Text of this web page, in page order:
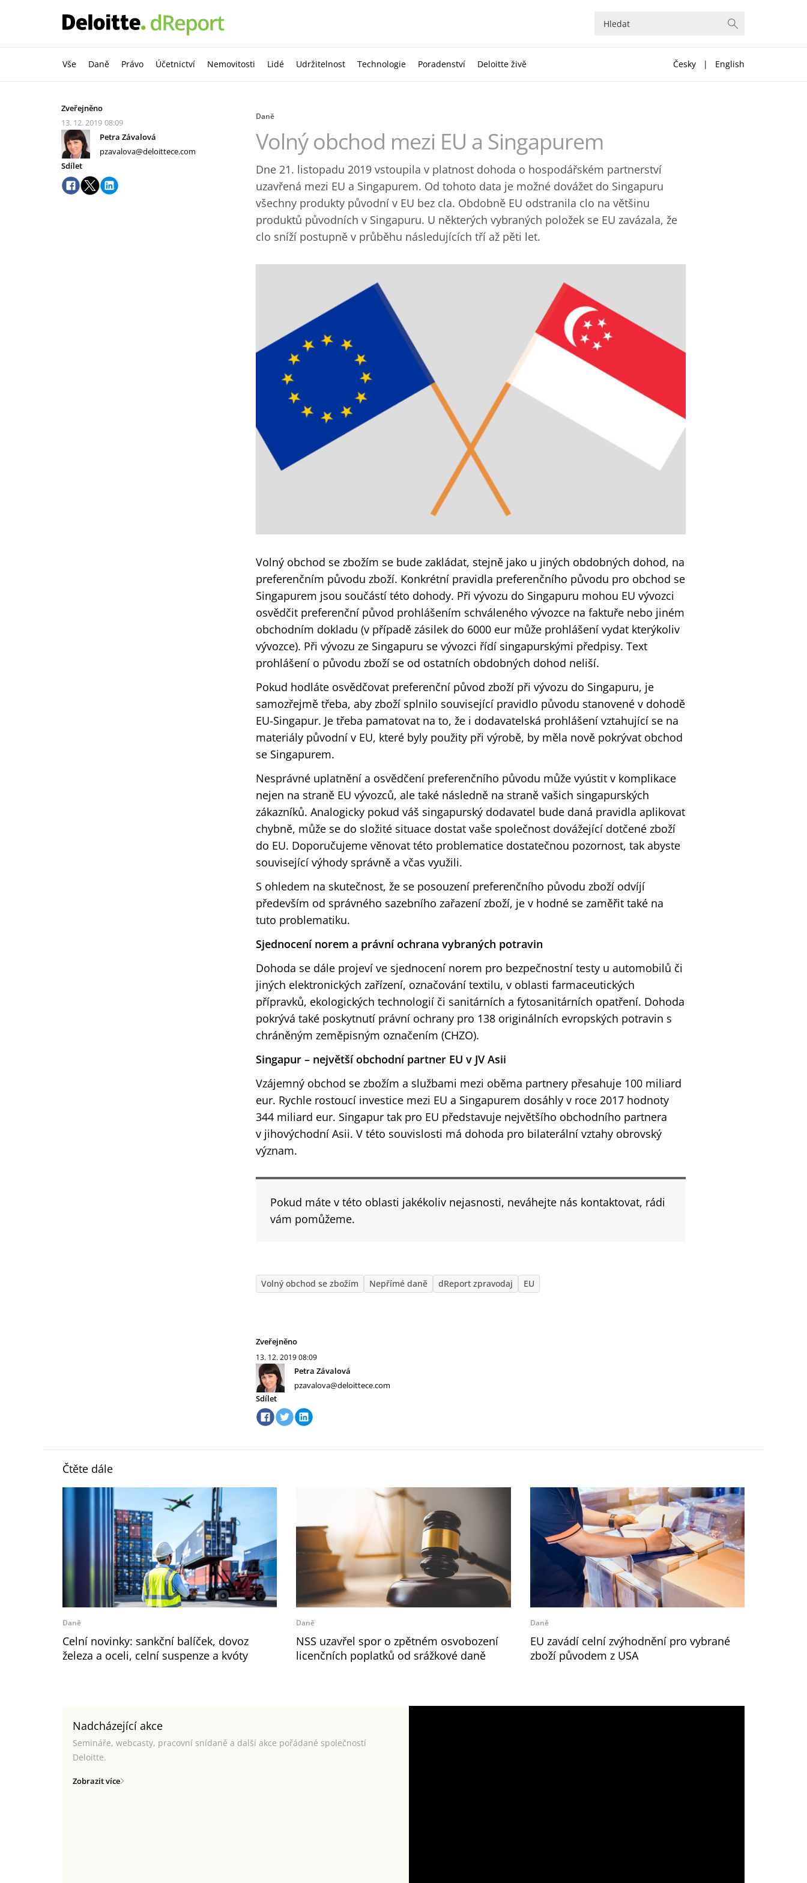
Vše Daně Právo Účetnictví Nemovitosti Lidé Udržitelnost Technologie Poradenství Deloitte živě Česky | English
Zveřejněno
13. 12. 2019 08:09
Petra Závalová
pzavalova@deloittece.com
Sdílet
Daně
Volný obchod mezi EU a Singapurem
Dne 21. listopadu 2019 vstoupila v platnost dohoda o hospodářském partnerství
uzavřená mezi EU a Singapurem. Od tohoto data je možné dovážet do Singapuru
všechny produkty původní v EU bez cla. Obdobně EU odstranila clo na většinu
produktů původních v Singapuru. U některých vybraných položek se EU zavázala, že
clo sníží postupně v průběhu následujících tří až pěti let.
Volný obchod se zbožím se bude zakládat, stejně jako u jiných obdobných dohod, na
preferenčním původu zboží. Konkrétní pravidla preferenčního původu pro obchod se
Singapurem jsou součástí této dohody. Při vývozu do Singapuru mohou EU vývozci
osvědčit preferenční původ prohlášením schváleného vývozce na faktuře nebo jiném
obchodním dokladu (v případě zásilek do 6000 eur může prohlášení vydat kterýkoliv
vývozce). Při vývozu ze Singapuru se vývozci řídí singapurskými předpisy. Text
prohlášení o původu zboží se od ostatních obdobných dohod neliší.
Pokud hodláte osvědčovat preferenční původ zboží při vývozu do Singapuru, je
samozřejmě třeba, aby zboží splnilo související pravidlo původu stanovené v dohodě
EU-Singapur. Je třeba pamatovat na to, že i dodavatelská prohlášení vztahující se na
materiály původní v EU, které byly použity při výrobě, by měla nově pokrývat obchod
se Singapurem.
Nesprávné uplatnění a osvědčení preferenčního původu může vyústit v komplikace
nejen na straně EU vývozců, ale také následně na straně vašich singapurských
zákazníků. Analogicky pokud váš singapurský dodavatel bude daná pravidla aplikovat
chybně, může se do složité situace dostat vaše společnost dovážející dotčené zboží
do EU. Doporučujeme věnovat této problematice dostatečnou pozornost, tak abyste
související výhody správně a včas využili.
S ohledem na skutečnost, že se posouzení preferenčního původu zboží odvíjí
především od správného sazebního zařazení zboží, je v hodné se zaměřit také na
tuto problematiku.
Sjednocení norem a právní ochrana vybraných potravin
Dohoda se dále projeví ve sjednocení norem pro bezpečnostní testy u automobilů či
jiných elektronických zařízení, označování textilu, v oblasti farmaceutických
přípravků, ekologických technologií či sanitárních a fytosanitárních opatření. Dohoda
pokrývá také poskytnutí právní ochrany pro 138 originálních evropských potravin s
chráněným zeměpisným označením (CHZO).
Singapur – největší obchodní partner EU v JV Asii
Vzájemný obchod se zbožím a službami mezi oběma partnery přesahuje 100 miliard
eur. Rychle rostoucí investice mezi EU a Singapurem dosáhly v roce 2017 hodnoty
344 miliard eur. Singapur tak pro EU představuje největšího obchodního partnera
v jihovýchodní Asii. V této souvislosti má dohoda pro bilaterální vztahy obrovský
význam.
Pokud máte v této oblasti jakékoliv nejasnosti, neváhejte nás kontaktovat, rádi
vám pomůžeme.
Volný obchod se zbožím Nepřímé daně dReport zpravodaj EU
Zveřejněno
13. 12. 201908:09
Petra Závalová
pzavalova@deloittece.com
Sdílet
Čtěte dále
Daně
Celní novinky: sankční balíček, dovoz
železa a oceli, celní suspenze a kvóty
Daně
NSS uzavřel spor o zpětném osvobození
licenčních poplatků od srážkové daně
Daně
EU zavádí celní zvýhodnění pro vybrané
zboží původem z USA
Nadcházející akce
Semináře, webcasty, pracovní snídaně a další akce pořádané společností
Deloitte.
Zobrazit více